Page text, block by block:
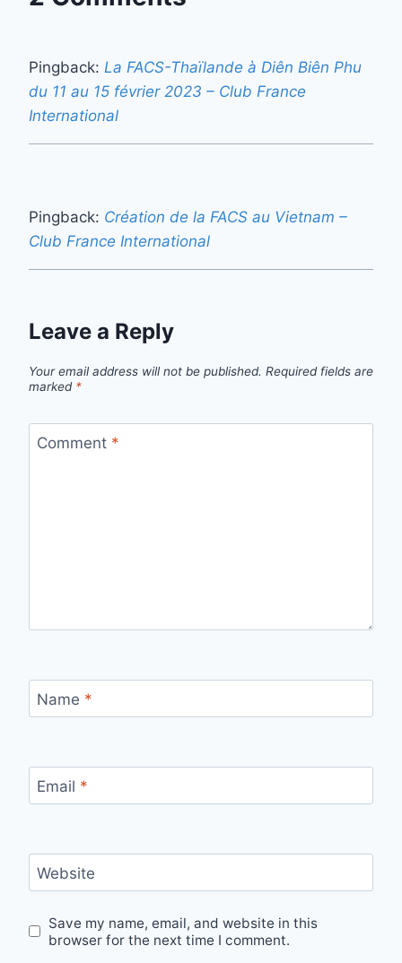
Pingback: La FACS-Thaïlande à Diên Biên Phu
du 11 au 15 février 2023 – Club France
International
Pingback: Création de la FACS au Vietnam –
Club France International
Leave a Reply
Your email address will not be published. Required fields are
marked *
Comment *
Name *
Email *
Website
Save my name, email, and website in this
browser for the next time I comment.